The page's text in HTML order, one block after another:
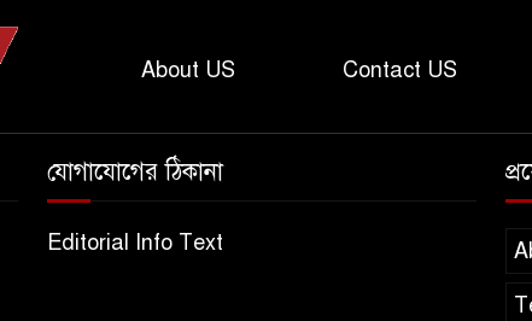
About US Contact US
যোগাযোগের ঠিকানা
Editorial Info Text